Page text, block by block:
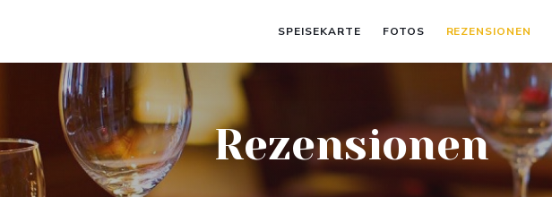
SPEISEKARTE FOTOS REZENSIONEN
Rezensionen